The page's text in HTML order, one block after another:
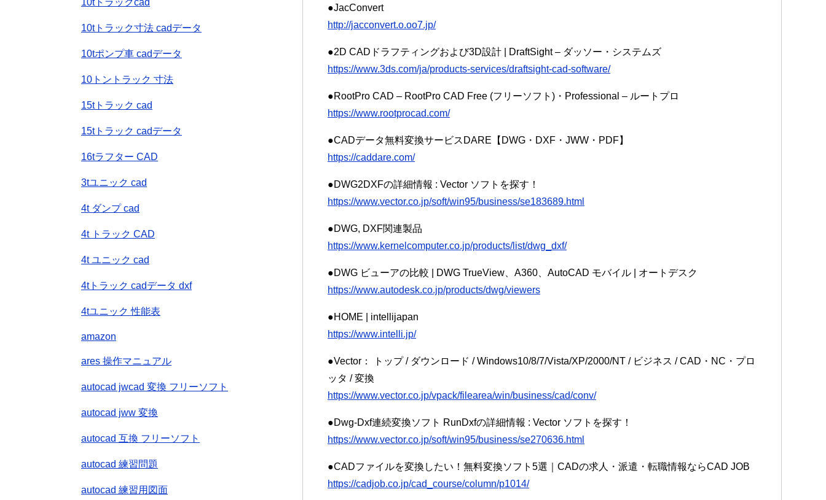
●JacConvert
http://jacconvert.o.oo7.jp/
●2D CADドラフティングおよび3D設計 | DraftSight – ダッソー・システムズ
https://www.3ds.com/ja/products-services/draftsight-cad-software/
●RootPro CAD – RootPro CAD Free (フリーソフト)・Professional – ルートプロ
https://www.rootprocad.com/
●CADデータ無料変換サービスDARE【DWG・DXF・JWW・PDF】
https://caddare.com/
●DWG2DXFの詳細情報 : Vector ソフトを探す！
https://www.vector.co.jp/soft/win95/business/se183689.html
●DWG, DXF関連製品
https://www.kernelcomputer.co.jp/products/list/dwg_dxf/
●DWG ビューアの比較 | DWG TrueView、A360、AutoCAD モバイル | オートデスク
https://www.autodesk.co.jp/products/dwg/viewers
●HOME | intellijapan
https://www.intelli.jp/
●Vector： トップ / ダウンロード / Windows10/8/7/Vista/XP/2000/NT / ビジネス / CAD・NC・プロ
ッタ / 変換
https://www.vector.co.jp/vpack/filearea/win/business/cad/conv/
●Dwg-Dxf連続変換ソフト RunDxfの詳細情報 : Vector ソフトを探す！
https://www.vector.co.jp/soft/win95/business/se270636.html
●CADファイルを変換したい！無料変換ソフト5選｜CADの求人・派遣・転職情報ならCAD JOB
https://cadjob.co.jp/cad_course/column/p1014/
10tトラックcad
10tトラック寸法 cadデータ
10tポンプ車 cadデータ
10トントラック 寸法
15tトラック cad
15tトラック cadデータ
16tラフター CAD
3tユニック cad
4t ダンプ cad
4t トラック CAD
4t ユニック cad
4tトラック cadデータ dxf
4tユニック 性能表
amazon
ares 操作マニュアル
autocad jwcad 変換 フリーソフト
autocad jww 変換
autocad 互換 フリーソフト
autocad 練習問題
autocad 練習用図面